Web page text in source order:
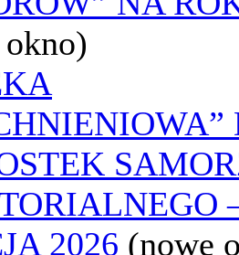
2026 (nowe